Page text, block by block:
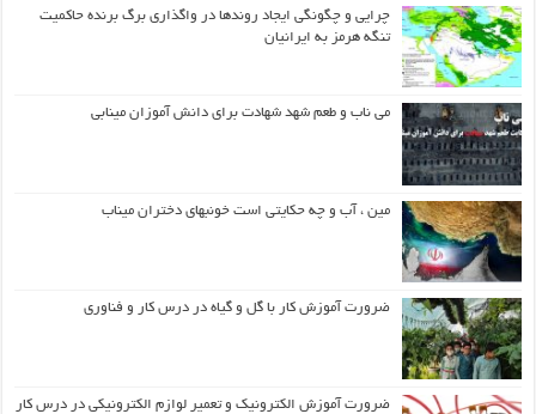
چرایی و چگونگی ایجاد روندها در واگذاری برگ برنده حاکمیت
تنگه هرمز به ایرانیان
می ناب و طعم شهد شهادت برای دانش آموزان مینابی
مین ، آب و چه حکایتی است خونبهای دختران میناب
ضرورت آموزش کار با گل و گیاه در درس کار و فناوری
ضرورت آموزش الکترونیک و تعمیر لوازم الکترونیکی در درس کار